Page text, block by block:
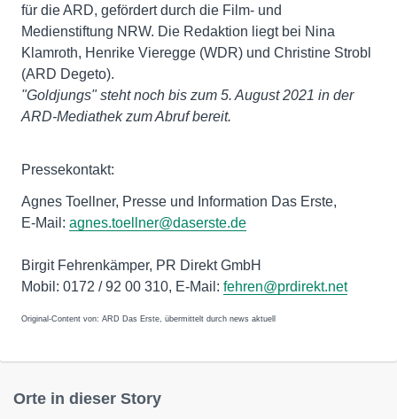
für die ARD, gefördert durch die Film- und
Medienstiftung NRW. Die Redaktion liegt bei Nina
Klamroth, Henrike Vieregge (WDR) und Christine Strobl
"Goldjungs" steht noch bis zum 5. August 2021 in der
ARD-Mediathek zum Abruf bereit.
Pressekontakt:
Agnes Toellner, Presse und Information Das Erste,
E-Mail: agnes.toellner@daserste.de
Birgit Fehrenkämper, PR Direkt GmbH
Mobil: 0172 / 92 00 310, E-Mail: fehren@prdirekt.net
Original-Content von: ARD Das Erste, übermittelt durch news aktuell
Orte in dieser Story